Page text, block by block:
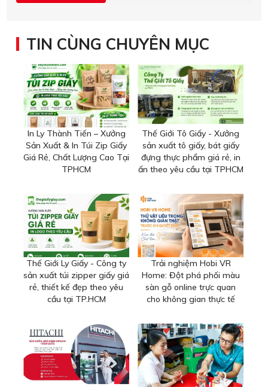
TIN CÙNG CHUYÊN MỤC
In Ly Thành Tiến – Xưởng
Sản Xuất & In Túi Zip Giấy
Giá Rẻ, Chất Lượng Cao Tại
TPHCM
Thế Giới Tô Giấy - Xưởng
sản xuất tô giấy, bát giấy
đựng thực phẩm giá rẻ, in
ấn theo yêu cầu tại TPHCM
Thế Giới Ly Giấy - Công ty
sản xuất túi zipper giấy giá
rẻ, thiết kế đẹp theo yêu
cầu tại TP.HCM
Trải nghiệm Hobi VR
Home: Đột phá phối màu
sàn gỗ online trực quan
cho không gian thực tế